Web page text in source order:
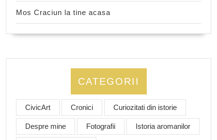
Mos Craciun la tine acasa
CATEGORII
CivicArt Cronici Curiozitati din istorie
Despre mine Fotografii Istoria aromanilor